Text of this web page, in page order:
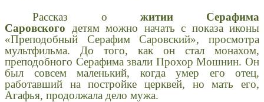
Рассказ о житии Серафима
Саровского детям можно начать с показа иконы
«Преподобный Серафим Саровский», просмотра
мультфильма. До того, как он стал монахом,
преподобного Серафима звали Прохор Мошнин. Он
был совсем маленький, когда умер его отец,
работавший на постройке церквей, но мать его,
Агафья, продолжала дело мужа.